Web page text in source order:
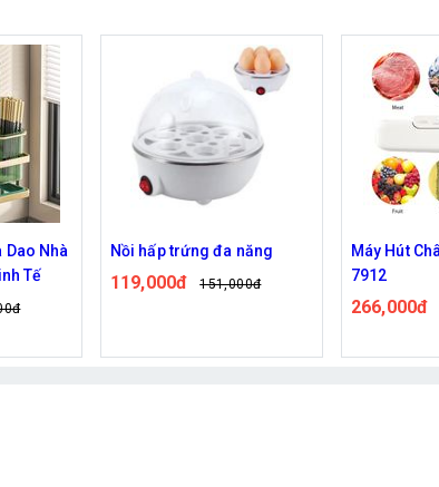
Nồi hấp trứng đa năng
119,000đ 151,000đ
Máy Hút Chân Không FK-
7912
337,000đ